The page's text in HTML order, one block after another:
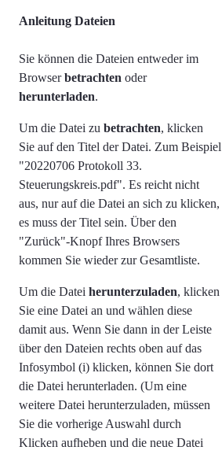
Anleitung Dateien
Sie können die Dateien entweder im
Browserbetrachten oder
herunterladen.
Um die Datei zu betrachten, klicken
Sie auf den Titel der Datei. Zum Beispiel
"20220706 Protokoll 33.
Steuerungskreis.pdf". Es reicht nicht
aus, nur auf die Datei an sich zu klicken,
es muss der Titel sein. Über den
"Zurück"-Knopf Ihres Browsers
kommen Sie wieder zur Gesamtliste.
Um die Datei herunterzuladen, klicken
Sie eine Datei an und wählen diese
damit aus. Wenn Sie dann in der Leiste
über den Dateien rechts oben auf das
Infosymbol (i) klicken, können Sie dort
die Datei herunterladen. (Um eine
weitere Datei herunterzuladen, müssen
Sie die vorherige Auswahl durch
Klicken aufheben und die neue Datei